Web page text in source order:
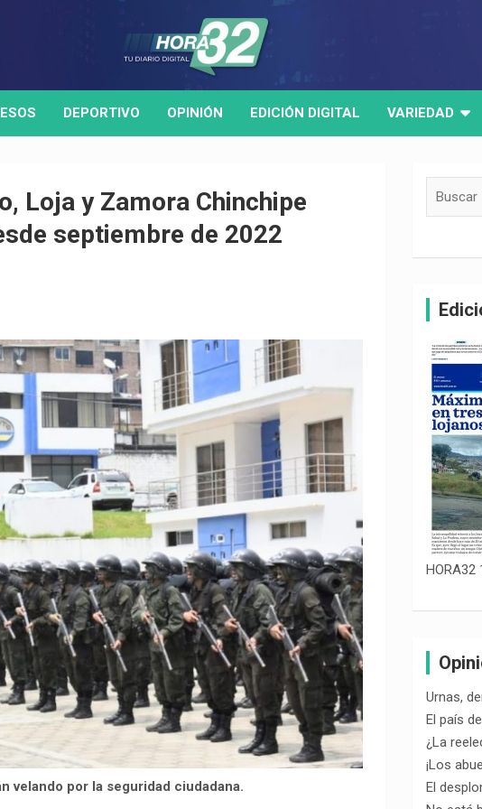
DEPORTIVO OPINIÓN EDICIÓN DIGITAL VARIEDAD
Loja y Zamora Chinchipe
septiembre de 2022
velando por la seguridad ciudadana.
HORA32
Urnas,
El país
¿La
¡Los
El